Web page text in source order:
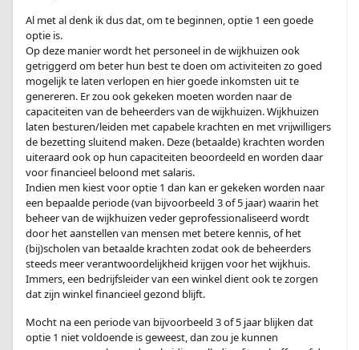
Al met al denk ik dus dat, om te beginnen, optie 1 een goede
optie is.
Op deze manier wordt het personeel in de wijkhuizen ook
getriggerd om beter hun best te doen om activiteiten zo goed
mogelijk te laten verlopen en hier goede inkomsten uit te
genereren. Er zou ook gekeken moeten worden naar de
capaciteiten van de beheerders van de wijkhuizen. Wijkhuizen
laten besturen/leiden met capabele krachten en met vrijwilligers
de bezetting sluitend maken. Deze (betaalde) krachten worden
uiteraard ook op hun capaciteiten beoordeeld en worden daar
voor financieel beloond met salaris.
Indien men kiest voor optie 1 dan kan er gekeken worden naar
een bepaalde periode (van bijvoorbeeld 3 of 5 jaar) waarin het
beheer van de wijkhuizen veder geprofessionaliseerd wordt
door het aanstellen van mensen met betere kennis, of het
(bij)scholen van betaalde krachten zodat ook de beheerders
steeds meer verantwoordelijkheid krijgen voor het wijkhuis.
Immers, een bedrijfsleider van een winkel dient ook te zorgen
dat zijn winkel financieel gezond blijft.
Mocht na een periode van bijvoorbeeld 3 of 5 jaar blijken dat
optie 1 niet voldoende is geweest, dan zou je kunnen